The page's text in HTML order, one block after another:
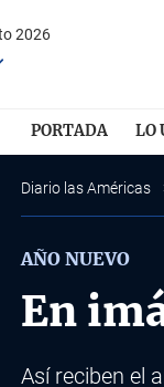
2026
PORTADA LO
Diario las Américas
AÑO NUEVO
En
Así reciben el